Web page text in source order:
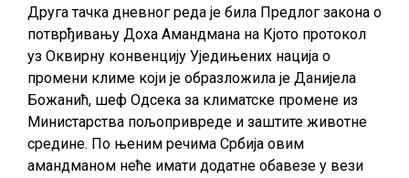
Друга тачка дневног реда је била Предлог закона о
потврђивању Доха Амандмана на Кјото протокол
уз Оквирну конвенцију Уједињених нација о
промени климе који је образложила је Данијела
Божанић, шеф Одсека за климатске промене из
Министарства пољопривреде и заштите животне
средине. По њеним речима Србија овим
амандманом неће имати додатне обавезе у вези